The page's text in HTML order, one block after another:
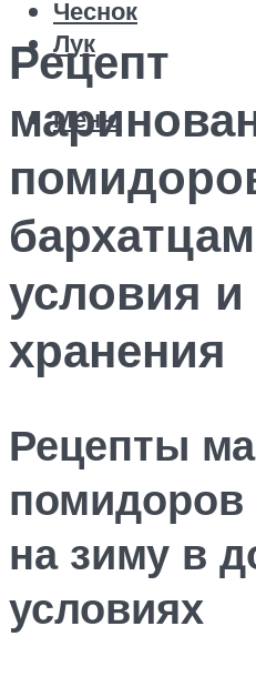
Чеснок
Лук
Меню
Рецепт
условия и
хранения
Рецепты
помидоров
на зиму в
условиях